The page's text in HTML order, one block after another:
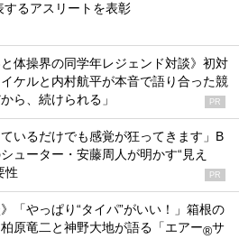
するアスリートを表彰
と体操界の同学年レジェンド対談》初対
ケルと内村航平が本音で語り合った競
ら、続けられる」
PR
ているだけでも感覚が狂ってきます」B
ューター・安藤周人が明かす“見え
性
PR
》「やっぱり“タイパ”がいい！」箱根の
原竜二と神野大地が語る「エアー®サ